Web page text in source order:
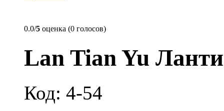
0.0/5 оценка (0 голосов)
Lan Tian Yu
Код: 4-54